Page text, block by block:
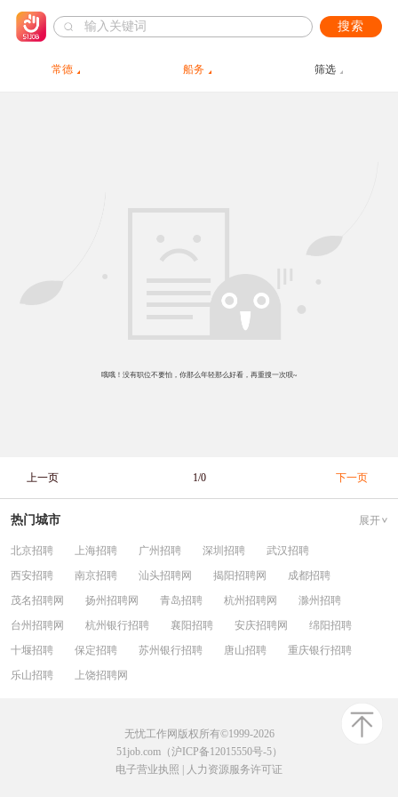
搜索
常德 船务 筛选
哦哦！没有职位不要怕，你那么年轻那么好看，再重搜一次呗~
上一页 1/0 下一页
热门城市 展开
北京招聘 上海招聘 广州招聘 深圳招聘
武汉招聘
西安招聘
南京招聘 汕头招聘网 揭阳招聘网
成都招聘
茂名招聘网
扬州招聘网 青岛招聘 杭州招聘网
滁州招聘
台州招聘网
杭州银行招聘 襄阳招聘 安庆招聘网
绵阳招聘
十堰招聘
保定招聘 苏州银行招聘 唐山招聘
重庆银行招聘
乐山招聘
上饶招聘网
无忧工作网版权所有©1999-2026
51job.com（沪ICP备12015550号-5）
电子营业执照
人力资源服务许可证